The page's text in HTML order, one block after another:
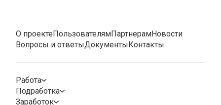
О проектеПользователямПартнерамНовости
Вопросы и ответыДокументыКонтакты
Работа
Подработка
Заработок